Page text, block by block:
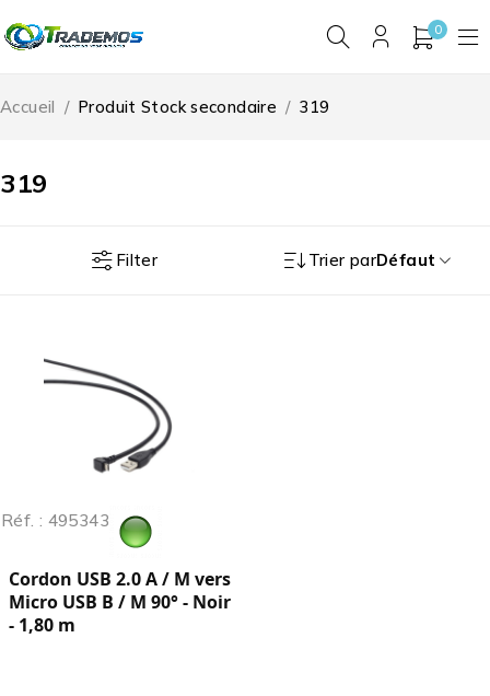
0
319
Accueil / Produit Stock secondaire / 319
Filter Trier parDéfaut
Réf. : 495343
Cordon USB 2.0 A / M vers
Micro USB B / M 90° - Noir
- 1,80 m